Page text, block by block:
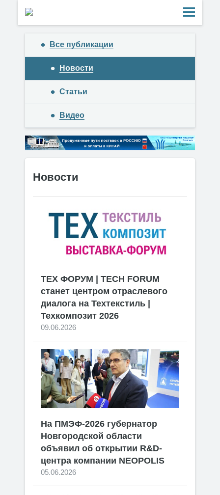
Все публикации
Новости
Статьи
Видео
Новости
ТЕХ ФОРУМ | TECH FORUM
станет центром отраслевого
диалога на Техтекстиль |
Техкомпозит 2026
09.06.2026
На ПМЭФ-2026 губернатор
Новгородской области
объявил об открытии R&D-
центра компании NEOPOLIS
05.06.2026